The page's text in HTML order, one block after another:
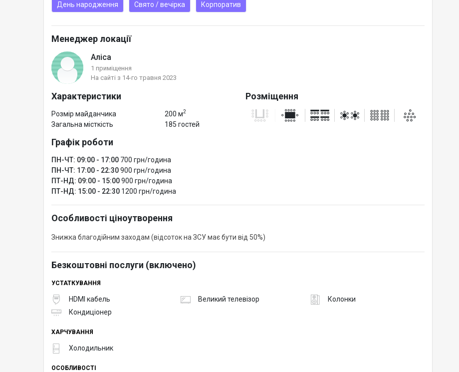
День народження Свято / вечірка Корпоратив
Менеджер локації
Аліса
1 приміщення
На сайті з 14-го травня 2023
Характеристики
Розмір майданчика 200 м2
Загальна місткість 185 гостей
Розміщення
Графік роботи
ПН-ЧТ: 09:00 - 17:00 700 грн/година
ПН-ЧТ: 17:00 - 22:30900 грн/година
ПТ-НД: 09:00 - 15:00900 грн/година
ПТ-НД: 15:00 - 22:30 1200 грн/година
Особливості ціноутворення
Знижка благодійним заходам (відсоток на ЗСУ має бути від 50%)
Безкоштовні послуги (включено)
УСТАТКУВАННЯ
HDMI кабель Великий телевізор
Колонки
Кондиціонер
ХАРЧУВАННЯ
Холодильник
ОСОБЛИВОСТІ